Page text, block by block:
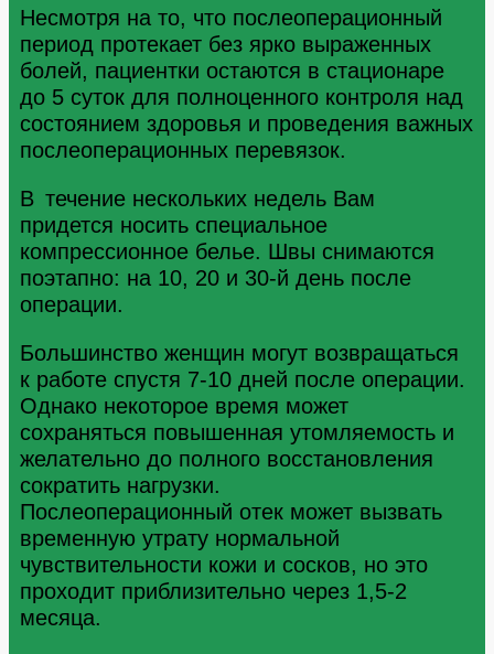
Несмотря на то, что послеоперационный
период протекает без ярко выраженных
болей, пациентки остаются в стационаре
до 5 суток для полноценного контроля над
состоянием здоровья и проведения важных
послеоперационных перевязок.
В течение нескольких недель Вам
придется носить специальное
компрессионное белье. Швы снимаются
поэтапно: на 10, 20 и 30-й день после
операции.
Большинство женщин могут возвращаться
к работе спустя 7-10 дней после операции.
Однако некоторое время может
сохраняться повышенная утомляемость и
желательно до полного восстановления
сократить нагрузки.
Послеоперационный отек может вызвать
временную утрату нормальной
чувствительности кожи и сосков, но это
проходит приблизительно через 1,5-2
месяца.